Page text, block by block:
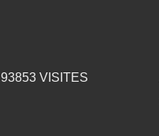
93853VISITES